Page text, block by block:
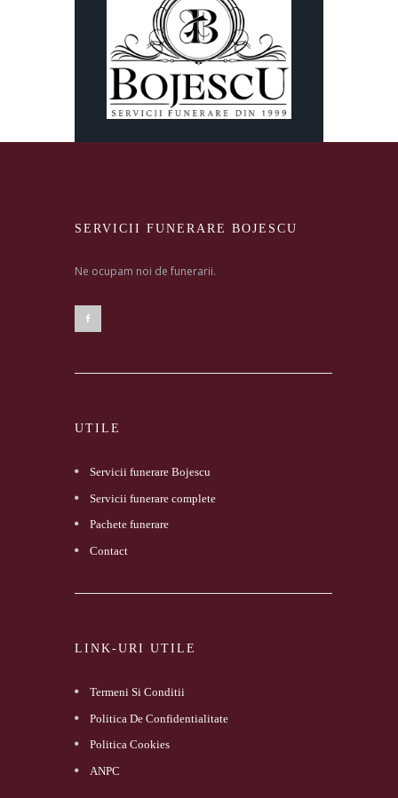
SERVICII FUNERARE BOJESCU
Ne ocupam noi de funerarii.
UTILE
Servicii funerare Bojescu
Servicii funerare complete
Pachete funerare
Contact
LINK-URI UTILE
Termeni Si Conditii
Politica De Confidentialitate
Politica Cookies
ANPC